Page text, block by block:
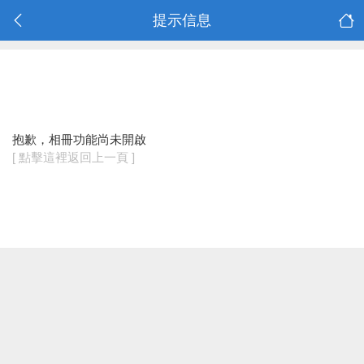
提示信息
抱歉，相冊功能尚未開啟
[ 點擊這裡返回上一頁 ]